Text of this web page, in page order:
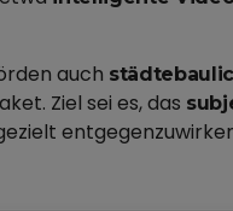
auch
Ziel sei es, das